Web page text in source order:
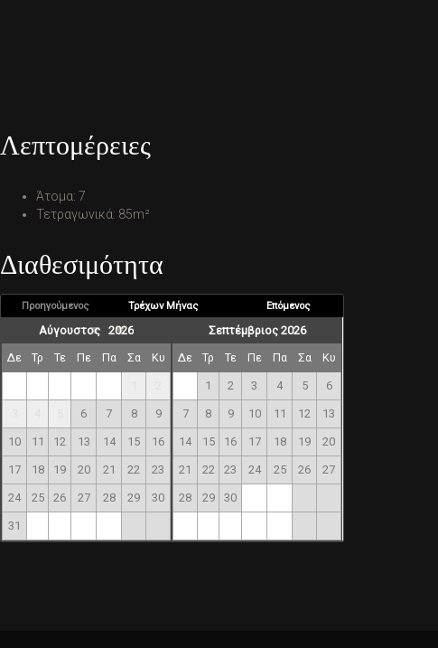
Λεπτομέρειες
Άτομα: 7
Τετραγωνικά: 85m²
Διαθεσιμότητα
Προηγούμενος Τρέχων Μήνας Επόμενος
Δε Τρ Τε Πε Πα Σα Κυ
6 7 8 9
10 11 12 13 14 15 16
17 18 19 20 21 22 23
24 25 26 27 28 29 30
31
Σεπτέμβριος 2026
Δε
Τρ Τε Πε Πα Σα Κυ
1 2 3 4 5 6
7 8 9 10 11 12 13
14 15 16 17 18 19 20
21 22 23 24 25 26 27
28 29 30